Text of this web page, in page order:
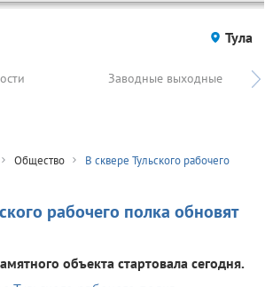
Тула
Заводные выходные
Общество
В сквере Тульского рабочего
рабочего полка обновят
объекта стартовала сегодня.